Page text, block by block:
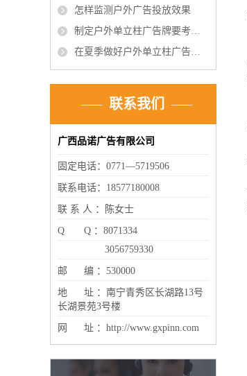
怎样监测户外广告投放效果
制定户外单立柱广告牌要考虑的因素有哪些?
在夏季做好户外单立柱广告牌维护保养有哪些工作呢?
联系我们
广西品诺广告有限公司
固定电话：0771—5719506
联系电话：18577180008
联 系 人 ：陈女士
Q Q ：8071334
3056759330
邮 编 ：530000
地 址 ：南宁青秀区长湖路13号
长湖景苑3号楼
网 址 ：http://www.gxpinn.com